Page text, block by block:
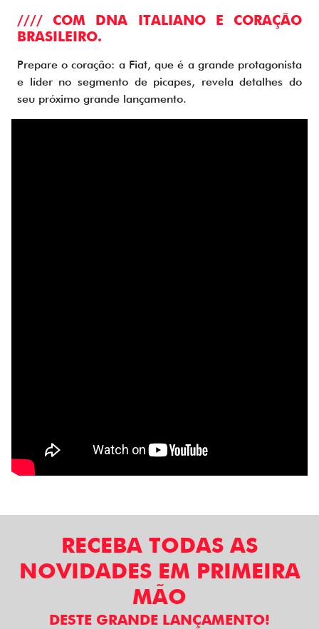
//// COM DNA ITALIANO E CORAÇÃO
BRASILEIRO.
Prepare o coração: a Fiat, que é a grande protagonista
e líder no segmento de picapes, revela detalhes do
seu próximo grande lançamento.
RECEBA TODAS AS
NOVIDADES EM PRIMEIRA
MÃO
DESTE GRANDE LANÇAMENTO!